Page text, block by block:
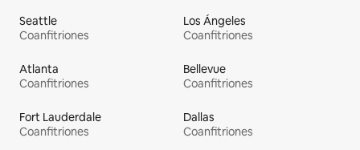
Seattle
Coanfitriones
Los Ángeles
Coanfitriones
Atlanta
Coanfitriones
Bellevue
Coanfitriones
Fort Lauderdale
Coanfitriones
Dallas
Coanfitriones